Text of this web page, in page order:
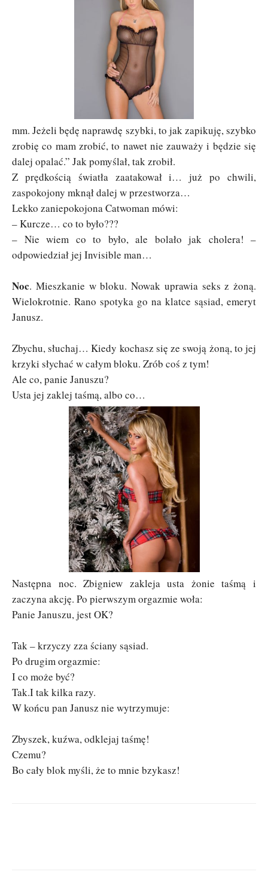
mm. Jeżeli będę naprawdę szybki, to jak zapikuję, szybko
zrobię co mam zrobić, to nawet nie zauważy i będzie się
dalej opalać.” Jak pomyślał, tak zrobił.
Z prędkością światła zaatakował i… już po chwili,
zaspokojony mknął dalej w przestworza…
Lekko zaniepokojona Catwoman mówi:
– Kurcze… co to było???
– Nie wiem co to było, ale bolało jak cholera! –
odpowiedział jej Invisible man…
Noc. Mieszkanie w bloku. Nowak uprawia seks z żoną.
Wielokrotnie. Rano spotyka go na klatce sąsiad, emeryt
Janusz.
Zbychu, słuchaj… Kiedy kochasz się ze swoją żoną, to jej
krzyki słychać w całym bloku. Zrób coś z tym!
Ale co, panie Januszu?
Usta jej zaklej taśmą, albo co…
Następna noc. Zbigniew zakleja usta żonie taśmą i
zaczyna akcję. Po pierwszym orgazmie woła:
Panie Januszu, jest OK?
Tak – krzyczy zza ściany sąsiad.
Po drugim orgazmie:
I co może być?
Tak.I tak kilka razy.
W końcu pan Janusz nie wytrzymuje:
Zbyszek, kuźwa, odklejaj taśmę!
Czemu?
Bo cały blok myśli, że to mnie bzykasz!